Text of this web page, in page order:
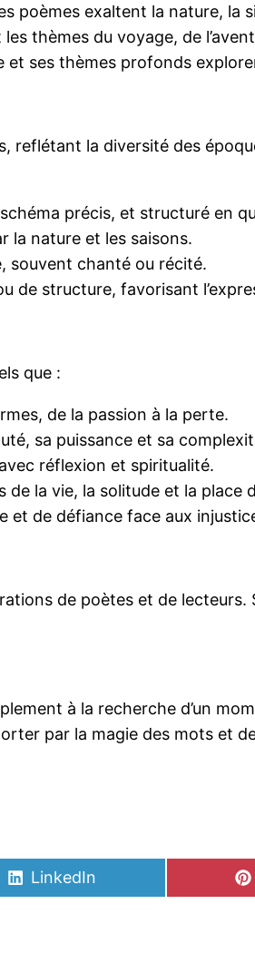
poèmes exaltent la nature, la
thèmes du voyage, de
et ses thèmes profonds
reflétant la diversité des
précis, et structuré en
la nature et les saisons.
souvent chanté ou récité.
de structure, favorisant
que :
de la passion à la perte.
sa puissance et sa
réflexion et spiritualité.
de la vie, la solitude et la place
de défiance face aux
de poètes et de
à la recherche d’un
par la magie des mots et
Share
on
LinkedIn